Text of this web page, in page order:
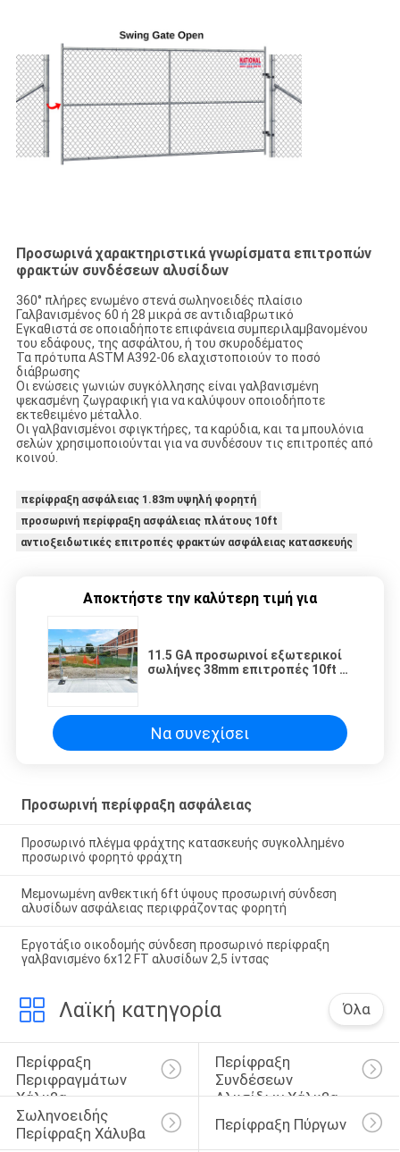
Προσωρινά χαρακτηριστικά γνωρίσματα επιτροπών
φρακτών συνδέσεων αλυσίδων
360° πλήρες ενωμένο στενά σωληνοειδές πλαίσιο
Γαλβανισμένος 60 ή 28 μικρά σε αντιδιαβρωτικό
Εγκαθιστά σε οποιαδήποτε επιφάνεια συμπεριλαμβανομένου
του εδάφους, της ασφάλτου, ή του σκυροδέματος
Τα πρότυπα ASTM A392-06 ελαχιστοποιούν το ποσό
διάβρωσης
Οι ενώσεις γωνιών συγκόλλησης είναι γαλβανισμένη
ψεκασμένη ζωγραφική για να καλύψουν οποιοδήποτε
εκτεθειμένο μέταλλο.
Οι γαλβανισμένοι σφιγκτήρες, τα καρύδια, και τα μπουλόνια
σελών χρησιμοποιούνται για να συνδέσουν τις επιτροπές από
κοινού.
περίφραξη ασφάλειας 1.83m υψηλή φορητή
προσωρινή περίφραξη ασφάλειας πλάτους 10ft
αντιοξειδωτικές επιτροπές φρακτών ασφάλειας κατασκευής
Αποκτήστε την καλύτερη τιμή για
11.5 GA προσωρινοί εξωτερικοί
σωλήνες 38mm επιτροπές 10ft X
αλυσίδων
Να συνεχίσει
Προσωρινή περίφραξη ασφάλειας
Προσωρινό πλέγμα φράχτης κατασκευής συγκολλημένο
προσωρινό φορητό φράχτη
Μεμονωμένη ανθεκτική 6ft ύψους προσωρινή σύνδεση
αλυσίδων ασφάλειας περιφράζοντας φορητή
Εργοτάξιο οικοδομής σύνδεση προσωρινό περίφραξη
γαλβανισμένο 6x12 FT αλυσίδων 2,5 ίντσας
Λαϊκή κατηγορία Όλα
Περίφραξη
Περιφραγμάτων
Χάλυβα
Περίφραξη
Συνδέσεων
Αλυσίδων Χάλυβα
Σωληνοειδής
Περίφραξη Χάλυβα
Περίφραξη Πύργων